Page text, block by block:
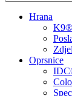
Hrana
Oprsnice